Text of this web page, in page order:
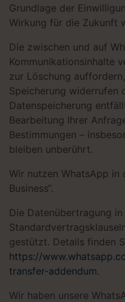
Grundlage der
Wirkung für die Zukunft
Die zwischen und auf
Kommunikationsinhalte
zur Löschung
Speicherung widerrufen
Datenspeicherung
Bearbeitung Ihrer
Bestimmungen –
bleiben unberührt.
Wir nutzen WhatsApp in
Business“.
Die Datenübertragung
gestützt. Details finden
https://
transfer-addendum.
Wir haben unsere